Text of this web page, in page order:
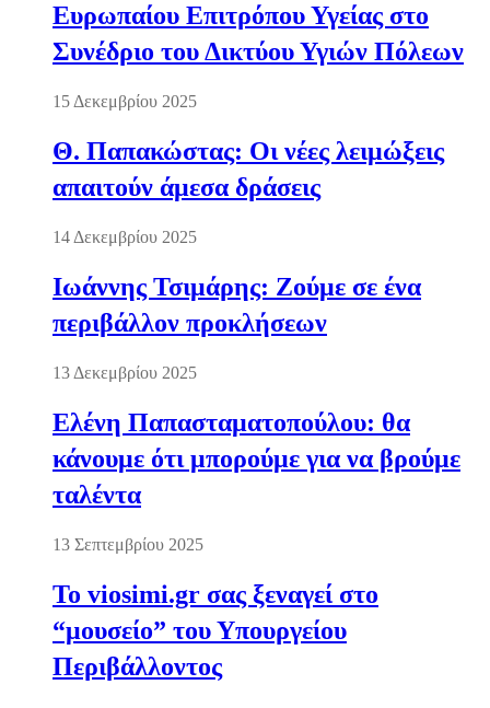
Ευρωπαίου Επιτρόπου Υγείας στο
Συνέδριο του Δικτύου Υγιών Πόλεων
15 Δεκεμβρίου 2025
Θ. Παπακώστας: Οι νέες λειμώξεις
απαιτούν άμεσα δράσεις
14 Δεκεμβρίου 2025
Ιωάννης Τσιμάρης: Ζούμε σε ένα
περιβάλλον προκλήσεων
13 Δεκεμβρίου 2025
Ελένη Παπασταματοπούλου: θα
κάνουμε ότι μπορούμε για να βρούμε
ταλέντα
13 Σεπτεμβρίου 2025
Το viosimi.gr σας ξεναγεί στο
“μουσείο” του Υπουργείου
Περιβάλλοντος